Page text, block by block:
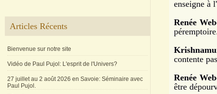
Articles Récents
Bienvenue sur notre site
Vidéo de Paul Pujol: L'esprit de l'Univers?
27 juillet au 2 août 2026 en Savoie: Séminaire avec
Paul Pujol.
enseigne à
Renée
contente
Renée
être